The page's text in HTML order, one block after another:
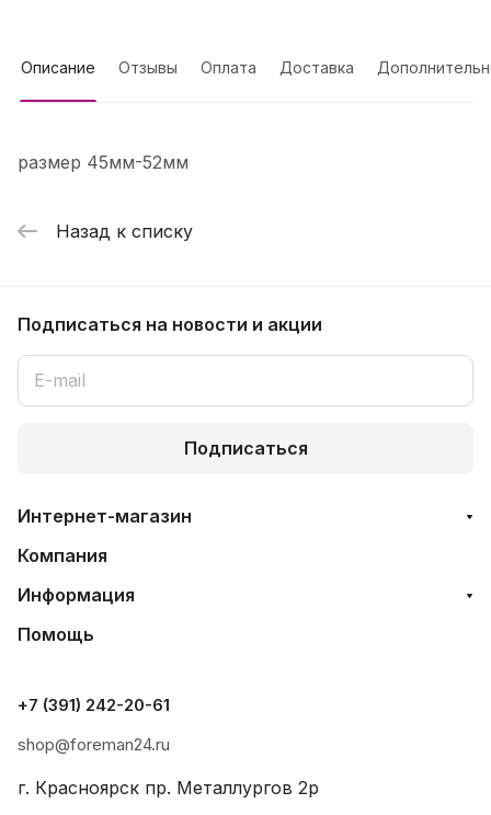
Описание Отзывы Оплата Доставка
размер 45мм-52мм
Назад к списку
Подписаться на новости и акции
Подписаться
Интернет-магазин
Компания
Информация
Помощь
+7 (391) 242-20-61
shop@foreman24.ru
г. Красноярск пр. Металлургов 2р